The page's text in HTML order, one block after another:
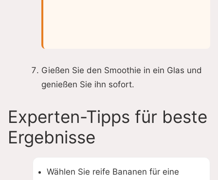
Gießen Sie den Smoothie in ein Glas und
genießen Sie ihn sofort.
Experten-Tipps für beste
Ergebnisse
Wählen Sie reife Bananen für eine